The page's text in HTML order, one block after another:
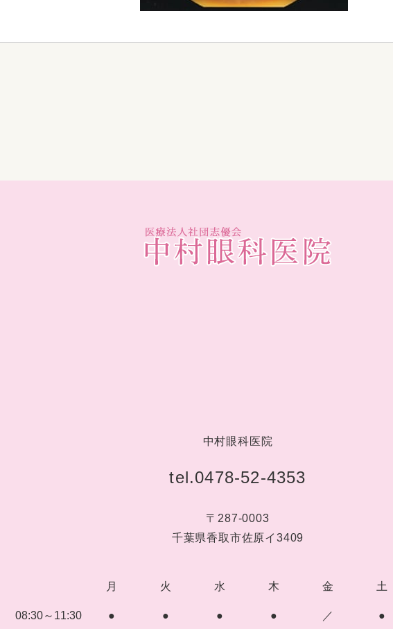
中村眼科医院
tel.0478-52-4353
〒287-0003
千葉県香取市佐原イ3409
月 火 水 木 金 土
08:30～11:30 ● ● ● ● ／ ●